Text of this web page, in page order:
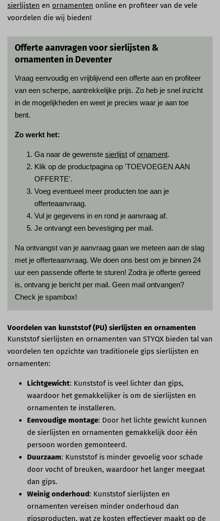
sierlijsten en ornamenten online en profiteer van de vele
voordelen die wij bieden!
Offerte aanvragen voor sierlijsten &
ornamenten in Deventer
Vraag eenvoudig en vrijblijvend een offerte aan en profiteer
van een scherpe, aantrekkelijke prijs. Zo heb je snel inzicht
in de mogelijkheden en weet je precies waar je aan toe
bent.
Zo werkt het:
Ga naar de gewenste sierlijst ofornament.
Klik op de productpagina op 'TOEVOEGEN AAN
OFFERTE'.
Voeg eventueel meer producten toe aan je
offerteaanvraag.
Vul je gegevens in en rond je aanvraag af.
Je ontvangt een bevestiging per mail.
Na ontvangst van je aanvraag gaan we meteen aan de slag
met je offerteaanvraag. We doen ons best om je binnen 24
uur een passende offerte te sturen! Zodra je offerte gereed
is, ontvang je bericht per mail. Geen mail ontvangen?
Check je spambox!
Voordelen van kunststof (PU) sierlijsten en ornamenten
Kunststof sierlijsten en ornamenten van STYQX bieden tal van
voordelen ten opzichte van traditionele gips sierlijsten en
ornamenten:
Lichtgewicht: Kunststof is veel lichter dan gips,
waardoor het gemakkelijker is om de sierlijsten en
ornamenten te installeren.
Eenvoudige montage: Door het lichte gewicht kunnen
de sierlijsten en ornamenten gemakkelijk door één
persoon worden gemonteerd.
Duurzaam: Kunststof is minder gevoelig voor schade
door vocht of breuken, waardoor het langer meegaat
dan gips.
Weinig onderhoud: Kunststof sierlijsten en
ornamenten vereisen minder onderhoud dan
gipsproducten, wat ze kosten effectiever maakt op de